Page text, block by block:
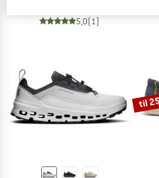
5,0(1)
til